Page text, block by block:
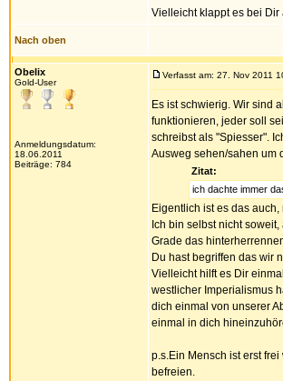
Vielleicht klappt es bei
Nach oben
Obelix
Gold-User
Anmeldungsdatum:
18.06.2011
Beiträge: 784
Verfasst am: 27. Nov 2011
Es ist schwierig. Wir sind
funktionieren, jeder soll
schreibst als "Spiesser".
Ausweg sehen/sahen um
Zitat:
ich dachte immer
Eigentlich ist es das
Ich bin selbst nicht
Grade das
Du hast begriffen das wir
Vielleicht hilft es Dir
westlicher Imperialismus
dich einmal von unserer
einmal in dich
p.s.Ein Mensch ist erst
befreien.